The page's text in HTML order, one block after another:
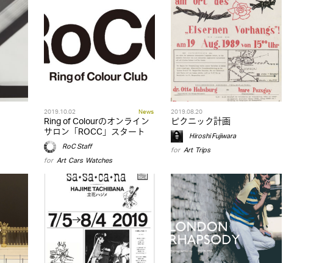
2019.10.02 News
Ring of Colourのオンライン
サロン「ROCC」スタート
RoC Staff
for Art,Cars, Watches
2019.08.20
ピクニック計画
Hiroshi Fujiwara
for Art, Trips